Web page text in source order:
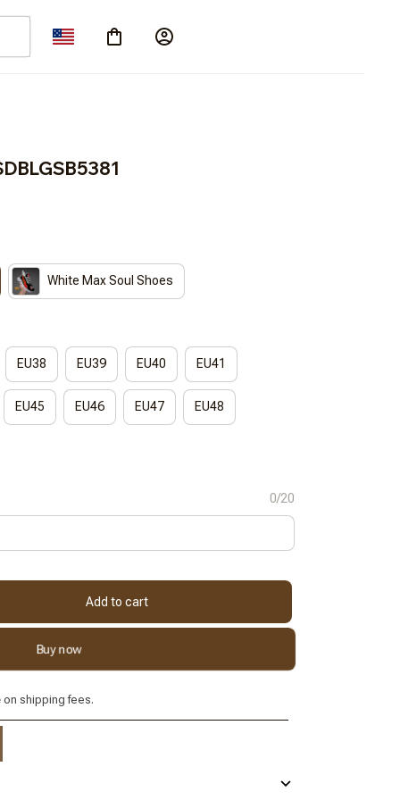
White Max Soul Shoes
EU38 EU39 EU40 EU41
EU45 EU46 EU47 EU48
0/20
Add to cart
Buy now
on shipping fees.